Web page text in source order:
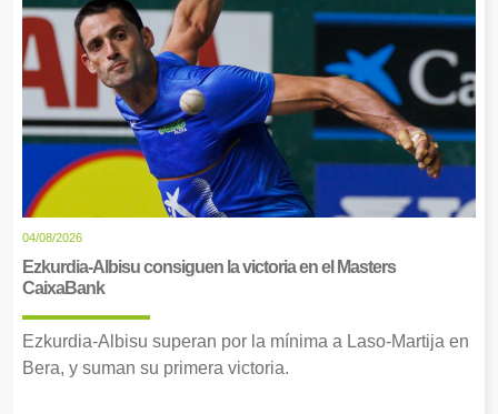
04/08/2026
Ezkurdia-Albisu consiguen la victoria en el Masters
CaixaBank
Ezkurdia-Albisu superan por la mínima a Laso-Martija en
Bera, y suman su primera victoria.